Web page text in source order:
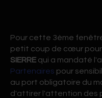
Pour cette 3ème
petit coup de cœur
SIERRE qui a mandaté
Partenaires pour
au port obligatoire du
d'attirer l'attention des